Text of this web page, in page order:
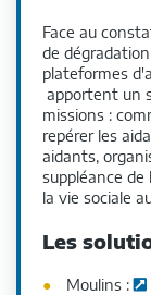
Face au
de
plateformes
apportent un
missions :
repérer les
aidants,
suppléance de
la vie sociale
Les
Moulins :